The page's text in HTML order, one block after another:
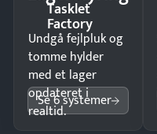
Tasklet
Factory
Undgå fejlpluk og
tomme hylder
med et lager
opdateret i
realtid.
Se 6 systemer